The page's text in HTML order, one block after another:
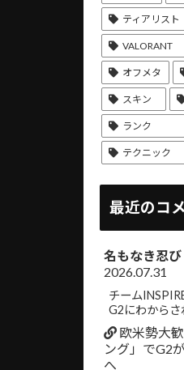
ティアリスト
VALORANT
オフメタ
スキン
ランク
テクニック
最近のコ
名もなき忍び
2026.07.31
チーム
G2にわから
欧米勢大
ング」でG2
へ